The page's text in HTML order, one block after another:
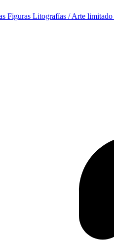
Figuras Litografías / Arte limitado